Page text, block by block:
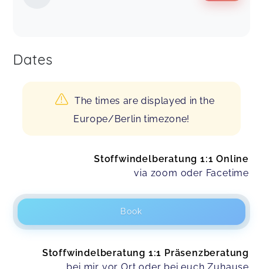
Dates
The times are displayed in the
Europe/Berlin timezone!
Stoffwindelberatung 1:1 Online
via zoom oder Facetime
Book
Stoffwindelberatung 1:1 Präsenzberatung